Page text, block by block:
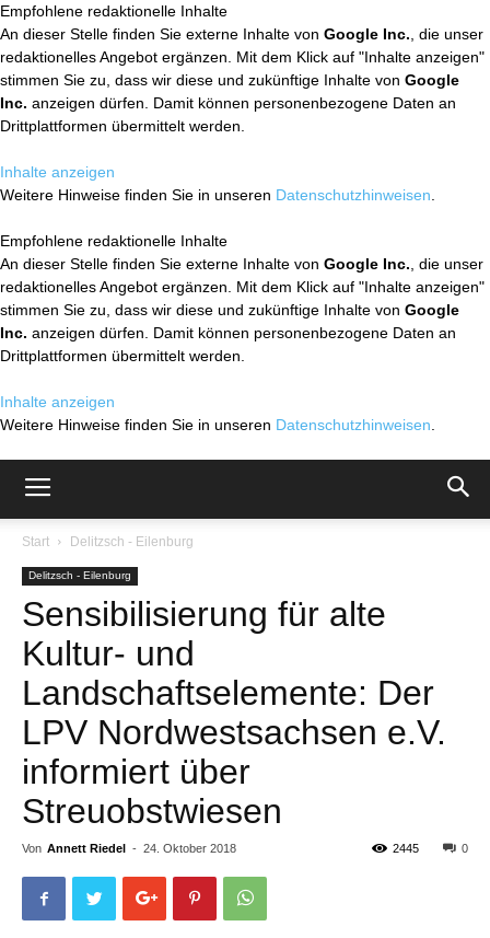
Empfohlene redaktionelle Inhalte
An dieser Stelle finden Sie externe Inhalte von Google Inc. , die unser
redaktionelles Angebot ergänzen. Mit dem Klick auf "Inhalte anzeigen"
stimmen Sie zu, dass wir diese und zukünftige Inhalte von Google
Inc. anzeigen dürfen. Damit können personenbezogene Daten an
Drittplattformen übermittelt werden.
Inhalte anzeigen
Weitere Hinweise finden Sie in unseren Datenschutzhinweisen
Empfohlene redaktionelle Inhalte
An dieser Stelle finden Sie externe Inhalte von Google Inc. , die unser
redaktionelles Angebot ergänzen. Mit dem Klick auf "Inhalte anzeigen"
stimmen Sie zu, dass wir diese und zukünftige Inhalte von Google
Inc. anzeigen dürfen. Damit können personenbezogene Daten an
Drittplattformen übermittelt werden.
Inhalte anzeigen
Weitere Hinweise finden Sie in unseren Datenschutzhinweisen
Start Delitzsch - Eilenburg
Delitzsch - Eilenburg
Sensibilisierung für alte
Kultur- und
Landschaftselemente: Der
LPV Nordwestsachsen e.V.
informiert über
Streuobstwiesen
Von Annett Riedel - 24. Oktober 2018 0
2445